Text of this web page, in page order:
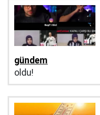
gündem
oldu!